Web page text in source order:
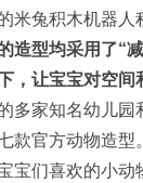
米兔积木机器人
造型均采用了“
，让宝宝对空间
多家知名幼儿园
款官方动物造型
宝们喜欢的小动